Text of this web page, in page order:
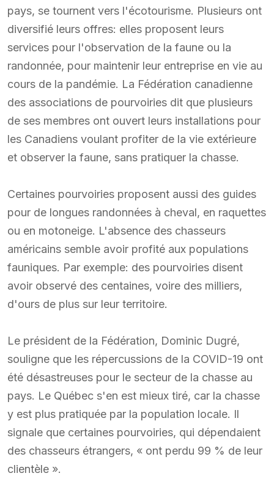
pays, se tournent vers l'écotourisme. Plusieurs ont
diversifié leurs offres: elles proposent leurs
services pour l'observation de la faune ou la
randonnée, pour maintenir leur entreprise en vie au
cours de la pandémie. La Fédération canadienne
des associations de pourvoiries dit que plusieurs
de ses membres ont ouvert leurs installations pour
les Canadiens voulant profiter de la vie extérieure
et observer la faune, sans pratiquer la chasse.
Certaines pourvoiries proposent aussi des guides
pour de longues randonnées à cheval, en raquettes
ou en motoneige. L'absence des chasseurs
américains semble avoir profité aux populations
fauniques. Par exemple: des pourvoiries disent
avoir observé des centaines, voire des milliers,
d'ours de plus sur leur territoire.
Le président de la Fédération, Dominic Dugré,
souligne que les répercussions de la COVID-19 ont
été désastreuses pour le secteur de la chasse au
pays. Le Québec s'en est mieux tiré, car la chasse
y est plus pratiquée par la population locale. Il
signale que certaines pourvoiries, qui dépendaient
des chasseurs étrangers, « ont perdu 99 % de leur
clientèle ».